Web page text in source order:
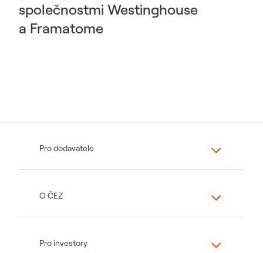
společnostmi Westinghouse
a Framatome
Pro dodavatele
O ČEZ
Pro investory